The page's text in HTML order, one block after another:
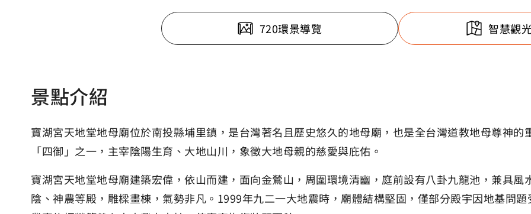
720環景導覽 智慧觀
景點介紹
寶湖宮天地堂地母廟位於南投縣埔里鎮，是台灣著名且歷史悠久的地母廟，也是全台灣道教地母尊神
「四御」之一，主宰陰陽生育、大地山川，象徵大地母親的慈愛與庇佑。
寶湖宮天地堂地母廟建築宏偉，依山而建，面向金鶯山，周圍環境清幽，庭前設有八卦九龍池，兼具
陰、神農等殿，雕樑畫棟，氣勢非凡。1999年九二一大地震時，廟體結構堅固，僅部分殿宇因地基問